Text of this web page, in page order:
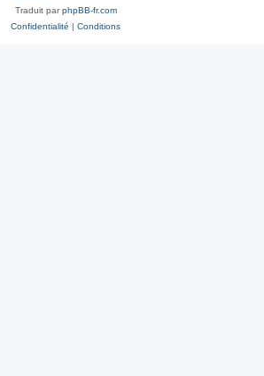
Traduit parphpBB-fr.com
Confidentialité | Conditions